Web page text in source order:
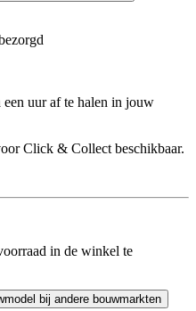
een uur af te halen in jouw
Click & Collect beschikbaar.
in de winkel te
bij andere bouwmarkten